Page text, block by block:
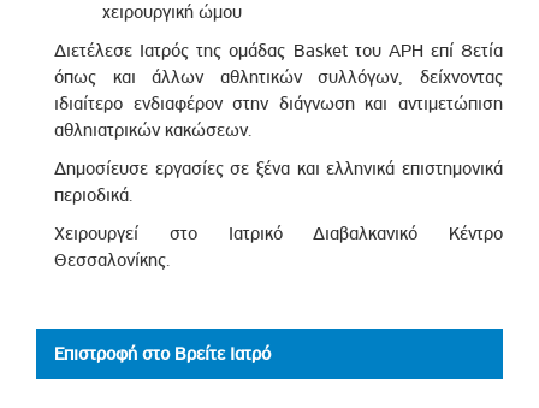
χειρουργική ώμου
Διετέλεσε Ιατρός της ομάδας Basket του ΑΡΗ επί 8ετία
όπως και άλλων αθλητικών συλλόγων, δείχνοντας
ιδιαίτερο ενδιαφέρον στην διάγνωση και αντιμετώπιση
αθληιατρικών κακώσεων.
Δημοσίευσε εργασίες σε ξένα και ελληνικά επιστημονικά
περιοδικά.
Χειρουργεί στο Ιατρικό Διαβαλκανικό Κέντρο
Θεσσαλονίκης.
Επιστροφή στο Βρείτε Ιατρό